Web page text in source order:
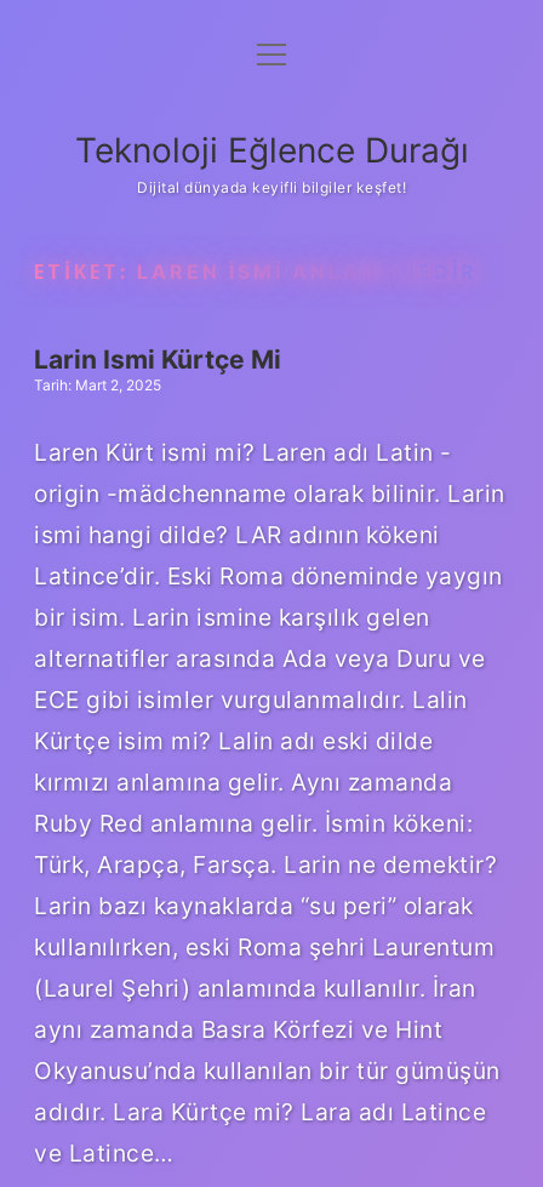
Anasayfa
Yasal Uyarı
menüyü
Teknoloji Eğlence Durağı
Dijital dünyada keyifli bilgiler keşfet!
ETIKET: LAREN ISMI ANLAMI NEDIR
Larin Ismi Kürtçe Mi
Tarih: Mart 2, 2025
Laren Kürt ismi mi? Laren adı Latin -
origin -mädchenname olarak bilinir. Larin
ismi hangi dilde? LAR adının kökeni
Latince’dir. Eski Roma döneminde yaygın
bir isim. Larin ismine karşılık gelen
alternatifler arasında Ada veya Duru ve
ECE gibi isimler vurgulanmalıdır. Lalin
Kürtçe isim mi? Lalin adı eski dilde
kırmızı anlamına gelir. Aynı zamanda
Ruby Red anlamına gelir. İsmin kökeni:
Türk, Arapça, Farsça. Larin ne demektir?
Larin bazı kaynaklarda “su peri” olarak
kullanılırken, eski Roma şehri Laurentum
(Laurel Şehri) anlamında kullanılır. İran
aynı zamanda Basra Körfezi ve Hint
Okyanusu’nda kullanılan bir tür gümüşün
adıdır. Lara Kürtçe mi? Lara adı Latince
ve Latince…